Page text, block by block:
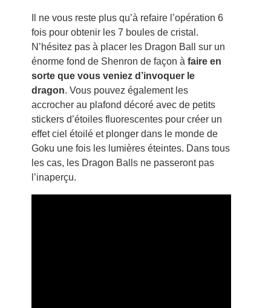
Il ne vous reste plus qu’à refaire l’opération 6
fois pour obtenir les 7 boules de cristal.
N’hésitez pas à placer les Dragon Ball sur un
énorme fond de Shenron de façon à faire en
sorte que vous veniez d’invoquer le
dragon. Vous pouvez également les
accrocher au plafond décoré avec de petits
stickers d’étoiles fluorescentes pour créer un
effet ciel étoilé et plonger dans le monde de
Goku une fois les lumières éteintes. Dans tous
les cas, les Dragon Balls ne passeront pas
l’inaperçu.